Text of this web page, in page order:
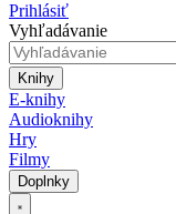
Prihlásiť
Vyhľadávanie
Knihy
E-knihy
Audioknihy
Hry
Filmy
Doplnky